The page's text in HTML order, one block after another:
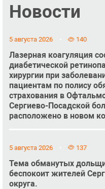
Новости
5 августа 2026 140
Лазерная коагуляция
диабетической
хирургии при
пациентам по полису
страхования в
Сергиево-Посадской
расположено в новом
5 августа 2026 137
Тема обманутых
беспокоит жителей
округа.